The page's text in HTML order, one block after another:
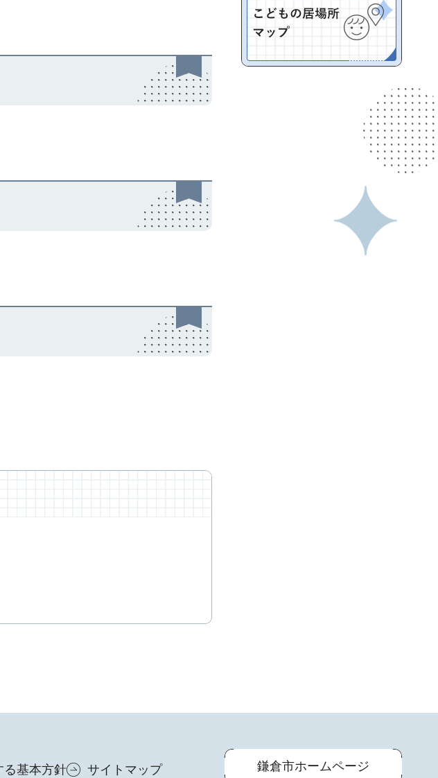
る基本方針 サイトマップ 鎌倉市ホームページ